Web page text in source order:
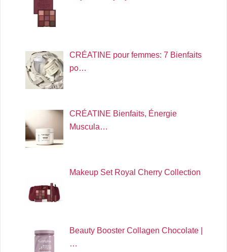
CRÉATINE pour femmes: 7 Bienfaits
po…
CRÉATINE Bienfaits, Énergie
Muscula…
Makeup Set Royal Cherry Collection
Beauty Booster Collagen Chocolate |
…